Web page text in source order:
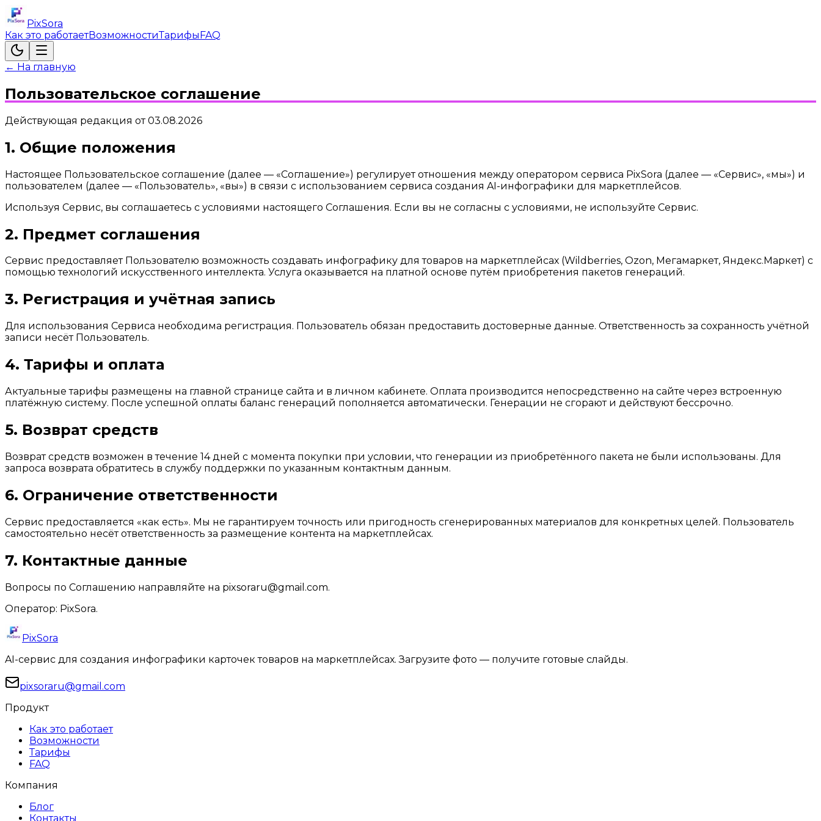
PixSora
Как это работаетВозможностиТарифыFAQ
← На главную
Пользовательское соглашение
Действующая редакция от 03.08.2026
1. Общие положения
Настоящее Пользовательское соглашение (далее — «Соглашение») регулирует отношения между оператором сервиса PixSora (далее — «Сервис», «мы») и
пользователем (далее — «Пользователь», «вы») в связи с использованием сервиса создания AI-инфографики для маркетплейсов.
Используя Сервис, вы соглашаетесь с условиями настоящего Соглашения. Если вы не согласны с условиями, не используйте Сервис.
2. Предмет соглашения
Сервис предоставляет Пользователю возможность создавать инфографику для товаров на маркетплейсах (Wildberries, Ozon, Мегамаркет, Яндекс.Маркет) с
помощью технологий искусственного интеллекта. Услуга оказывается на платной основе путём приобретения пакетов генераций.
3. Регистрация и учётная запись
Для использования Сервиса необходима регистрация. Пользователь обязан предоставить достоверные данные. Ответственность за сохранность учётной
записи несёт Пользователь.
4. Тарифы и оплата
Актуальные тарифы размещены на главной странице сайта и в личном кабинете. Оплата производится непосредственно на сайте через встроенную
платёжную систему. После успешной оплаты баланс генераций пополняется автоматически. Генерации не сгорают и действуют бессрочно.
5. Возврат средств
Возврат средств возможен в течение 14 дней с момента покупки при условии, что генерации из приобретённого пакета не были использованы. Для
запроса возврата обратитесь в службу поддержки по указанным контактным данным.
6. Ограничение ответственности
Сервис предоставляется «как есть». Мы не гарантируем точность или пригодность сгенерированных материалов для конкретных целей. Пользователь
самостоятельно несёт ответственность за размещение контента на маркетплейсах.
7. Контактные данные
Вопросы по Соглашению направляйте на pixsoraru@gmail.com.
Оператор: PixSora.
PixSora
AI-сервис для создания инфографики карточек товаров на маркетплейсах. Загрузите фото — получите готовые слайды.
pixsoraru@gmail.com
Продукт
Как это работает
Возможности
Тарифы
FAQ
Компания
Блог
Контакты